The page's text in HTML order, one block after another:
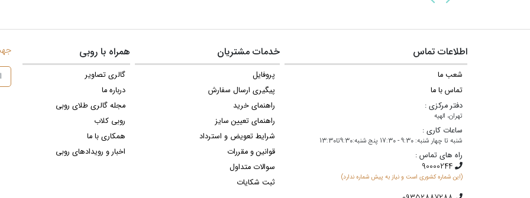
اطلاعات تماس
شعب ما
تماس با ما
دفتر مرکزی :
تهران، الهیه
ساعات کاری :
شنبه تا چهار شنبه: 9:30 - 17:30 پنج شنبه:9:30تا13:30
راه های تماس :
(این شماره کشوری است و نیاز به پیش شماره ندارد)
خدمات مشتریان
پروفایل
پیگیری ارسال سفارش
راهنمای خرید
راهنمای تعیین سایز
شرایط تعویض و استرداد
قوانین و مقررات
سوالات متداول
ثبت شکایات
همراه با روبی
گالری تصاویر
درباره ما
مجله گالری طلای روبی
روبی کلاب
همکاری با ما
اخبار و رویدادهای روبی